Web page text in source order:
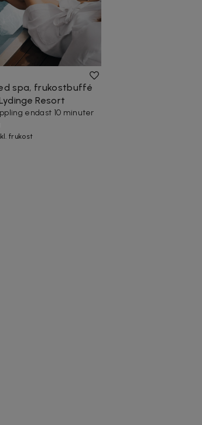
spa, frukostbuffé
Resort
endast 10 minuter
frukost